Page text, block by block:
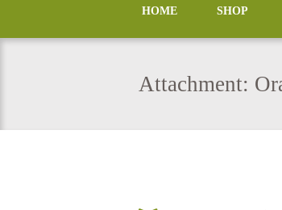
HOME SHOP
Attachment: